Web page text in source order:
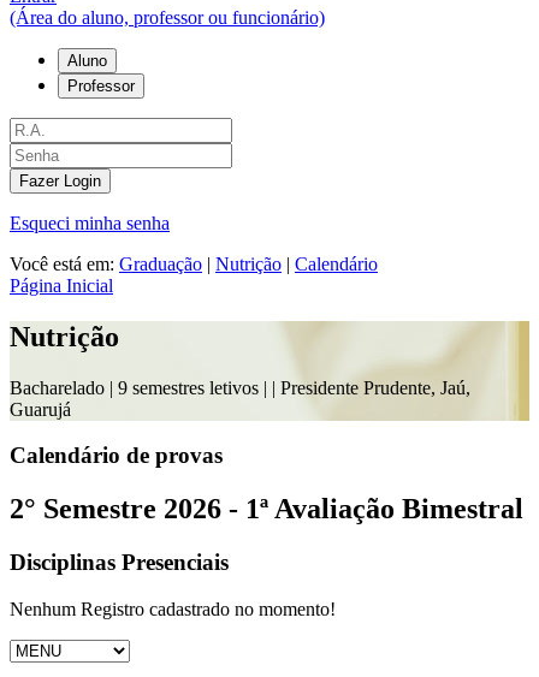
(Área do aluno, professor ou funcionário)
Aluno
Professor
Fazer Login
Esqueci minha senha
Você está em: Graduação | Nutrição | Calendário
Página Inicial
Nutrição
Bacharelado | 9 semestres letivos | | Presidente Prudente, Jaú,
Guarujá
Calendário de provas
2° Semestre 2026 - 1ª Avaliação Bimestral
Disciplinas Presenciais
Nenhum Registro cadastrado no momento!